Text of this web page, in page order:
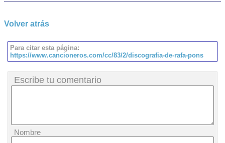
Volver atrás
Para citar esta página:
https://www.cancioneros.com/cc/83/2/discografia-de-rafa-pons
Escribe tu comentario
Nombre